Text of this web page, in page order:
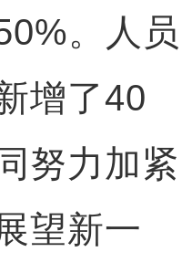
。人员
增了40
努力加紧
望新一